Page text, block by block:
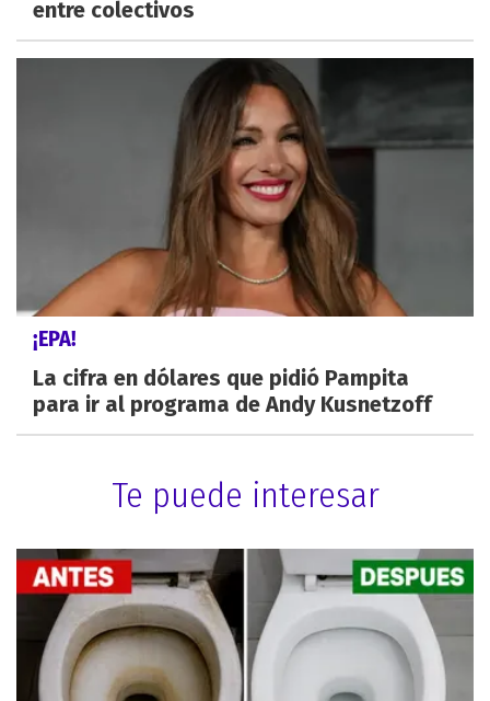
entre colectivos
¡EPA!
La cifra en dólares que pidió Pampita
para ir al programa de Andy Kusnetzoff
Te puede interesar